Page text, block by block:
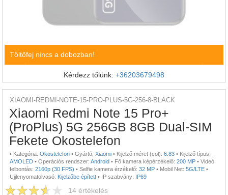
Töltőfej nincs a dobozban!
Kérdezz tőlünk: +36203679498
XIAOMI-REDMI-NOTE-15-PRO-PLUS-5G-256-8-BLACK
Xiaomi Redmi Note 15 Pro+
(ProPlus) 5G 256GB 8GB Dual-SIM
Fekete Okostelefon
• Kategória: Okostelefon • Gyártó: Xiaomi • Kijelző méret (col): 6.83 • Kijelző típus:
AMOLED • Operációs rendszer: Android • Fő kamera képérzékelő: 200 MP • Videó
felbontás: 2160p (30 FPS) • Selfie kamera érzékelő: 32 MP • Mobil Net: 5G/LTE •
Ujjlenyomatolvasó: Kijelzőbe épített • IP szabvány: IP69
14 értékelés